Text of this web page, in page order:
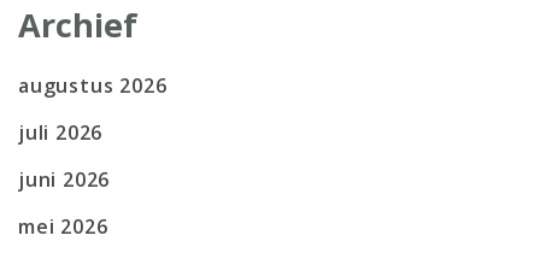
Archief
augustus 2026
juli 2026
juni 2026
mei 2026